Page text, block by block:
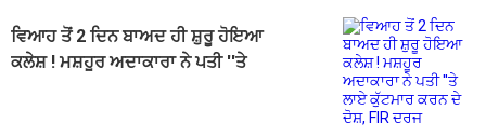
ਵਿਆਹ ਤੋਂ 2 ਦਿਨ ਬਾਅਦ ਹੀ ਸ਼ੁਰੂ ਹੋਇਆ
ਕਲੇਸ਼ ! ਮਸ਼ਹੂਰ ਅਦਾਕਾਰਾ ਨੇ ਪਤੀ ''ਤੇ